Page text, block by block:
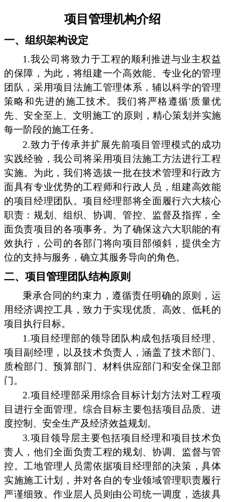
项目管理机构介绍
一、组织架构设定
1.我公司将致力于工程的顺利推进与业主权益
的保障，为此，将组建一个高效能、专业化的管理
团队，采用项目法施工管理体系，辅以科学的管理
策略和先进的施工技术。我们将严格遵循'质量优
先、安全至上、文明施工'的原则，精心策划并实施
每一阶段的施工任务。
2.致力于传承并扩展先前项目管理模式的成功
实践经验，我公司将采用项目法施工方法进行工程
实施。为此，我们将选拔一批在技术管理和行政方
面具有专业优势的工程师和行政人员，组建高效能
的项目经理团队。项目经理部将全面履行六大核心
职责：规划、组织、协调、管控、监督及指挥，全
面负责项目的各项事务。为了确保这六大职能的有
效执行，公司的各部门将向项目部倾斜，提供全方
位的支持与服务，确立其服务导向的角色。
二、项目管理团队结构原则
秉承合同的约束力，遵循责任明确的原则，运
用经济调控工具，致力于实现优质、高效、低耗的
项目执行目标。
1.项目经理部的领导团队构成包括项目经理、
项目副经理，以及技术负责人，涵盖了技术部门、
质检部门、预算部门、材料供应部门和安全保卫部
门。
2.项目经理部采用综合目标计划方法对工程项
目进行全面管理。综合目标主要包括项目品质、进
度控制、安全生产及经济效益规划。
3.项目领导层主要包括项目经理和项目技术负
责人，他们全面负责工程的规划、协调、监督与管
控。工地管理人员需依据项目经理部的决策，具体
实施施工计划，并对各自的专业领域管理职责履行
严谨细致。作业层人员则由公司统一调度，选拔具